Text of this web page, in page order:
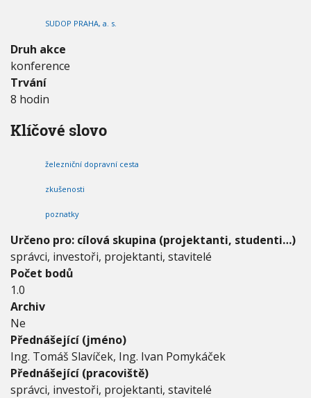
E
e
Ž
e
e
n
i
SUDOP PRAHA, a. s.
Druh akce
konference
Trvání
8 hodin
Klíčové slovo
železniční dopravní cesta
zkušenosti
poznatky
Určeno pro: cílová skupina (projektanti, studenti…)
správci, investoři, projektanti, stavitelé
Počet bodů
1.0
Archiv
Ne
Přednášející (jméno)
Ing. Tomáš Slavíček, Ing. Ivan Pomykáček
Přednášející (pracoviště)
správci, investoři, projektanti, stavitelé